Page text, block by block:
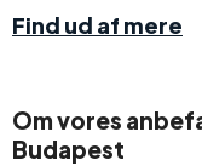
Find ud af mere
Om vores
Budapest